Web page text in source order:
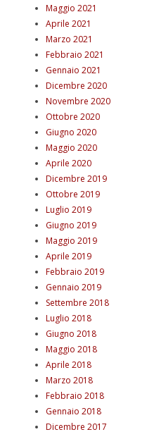
Maggio 2021
Aprile 2021
Marzo 2021
Febbraio 2021
Gennaio 2021
Dicembre 2020
Novembre 2020
Ottobre 2020
Giugno 2020
Maggio 2020
Aprile 2020
Dicembre 2019
Ottobre 2019
Luglio 2019
Giugno 2019
Maggio 2019
Aprile 2019
Febbraio 2019
Gennaio 2019
Settembre 2018
Luglio 2018
Giugno 2018
Maggio 2018
Aprile 2018
Marzo 2018
Febbraio 2018
Gennaio 2018
Dicembre 2017